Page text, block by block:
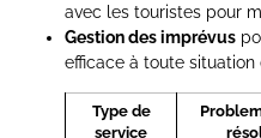
avec les touristes pour
Gestion des imprévus
efficace à toute situation
Type de
service